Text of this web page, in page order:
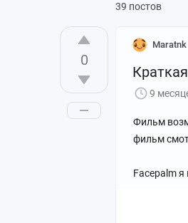
39 постов
0
Maratnk
9
Фильм
фильм
Facepalm